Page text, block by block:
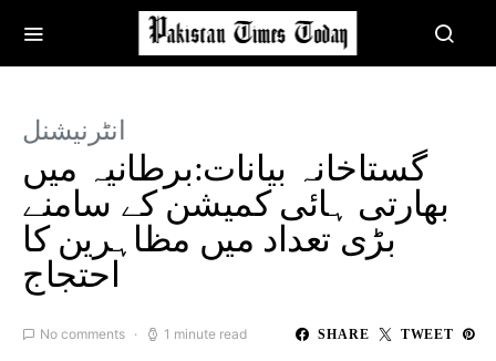
انٹرنیشنل
گستاخانہ بیانات:برطانیہ میں
بھارتی ہائی کمیشن کے سامنے
بڑی تعداد میں مظاہرین کا
احتجاج
No comments 1 minute read SHARE TWEET